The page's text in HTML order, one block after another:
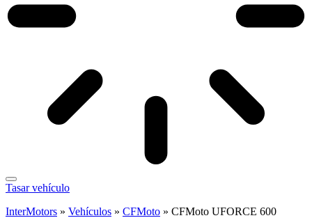
Tasar vehículo
InterMotors » Vehículos » CFMoto » CFMoto UFORCE 600